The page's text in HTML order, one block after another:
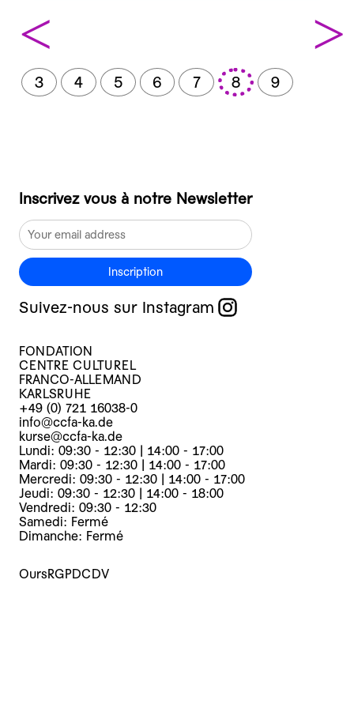
< >
3 4 5 6 7 8 9
Inscrivez vous à notre Newsletter
Inscription
Suivez-nous sur Instagram
FONDATION
CENTRE CULTUREL
FRANCO-ALLEMAND
KARLSRUHE
+49 (0) 721 16038-0
info@ccfa-ka.de
kurse@ccfa-ka.de
Lundi: 09:30 - 12:30 | 14:00 - 17:00
Mardi: 09:30 - 12:30 | 14:00 - 17:00
Mercredi: 09:30 - 12:30 | 14:00 - 17:00
Jeudi: 09:30 - 12:30 | 14:00 - 18:00
Vendredi: 09:30 - 12:30
Samedi: Fermé
Dimanche: Fermé
OursRGPDCDV